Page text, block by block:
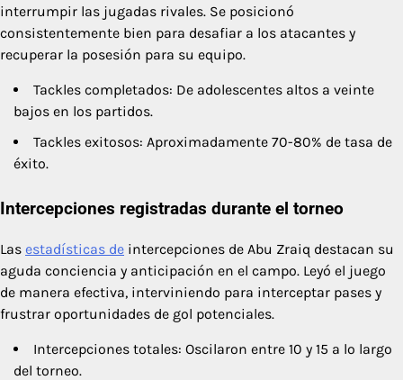
interrumpir las jugadas rivales. Se posicionó
consistentemente bien para desafiar a los atacantes y
recuperar la posesión para su equipo.
Tackles completados: De adolescentes altos a veinte
bajos en los partidos.
Tackles exitosos: Aproximadamente 70-80% de tasa de
éxito.
Intercepciones registradas durante el torneo
Las estadísticas de intercepciones de Abu Zraiq destacan su
aguda conciencia y anticipación en el campo. Leyó el juego
de manera efectiva, interviniendo para interceptar pases y
frustrar oportunidades de gol potenciales.
Intercepciones totales: Oscilaron entre 10 y 15 a lo largo
del torneo.